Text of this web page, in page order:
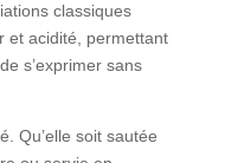
classiques
et acidité, permettant
s’exprimer sans
Qu’elle soit sautée